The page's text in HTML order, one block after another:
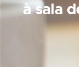
à sala